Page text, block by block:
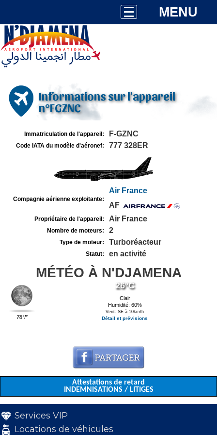
MENU
Informations sur l'appareil
n°FGZNC
Immatriculation de l'appareil: F-GZNC
Code IATA du modèle d'aéronef: 777 328ER
Compagnie aérienne exploitante:
Air France
AF
Propriétaire de l'appareil: Air France
Nombre de moteurs: 2
Type de moteur: Turboréacteur
Statut: en activité
MÉTÉO À N'DJAMENA
78°F
26°C
Clair
Humidité: 60%
Vent: SE à 10km/h
Détail et prévisions
Attestations de retard
INDEMNISATIONS / LITIGES
Services VIP
Locations de véhicules